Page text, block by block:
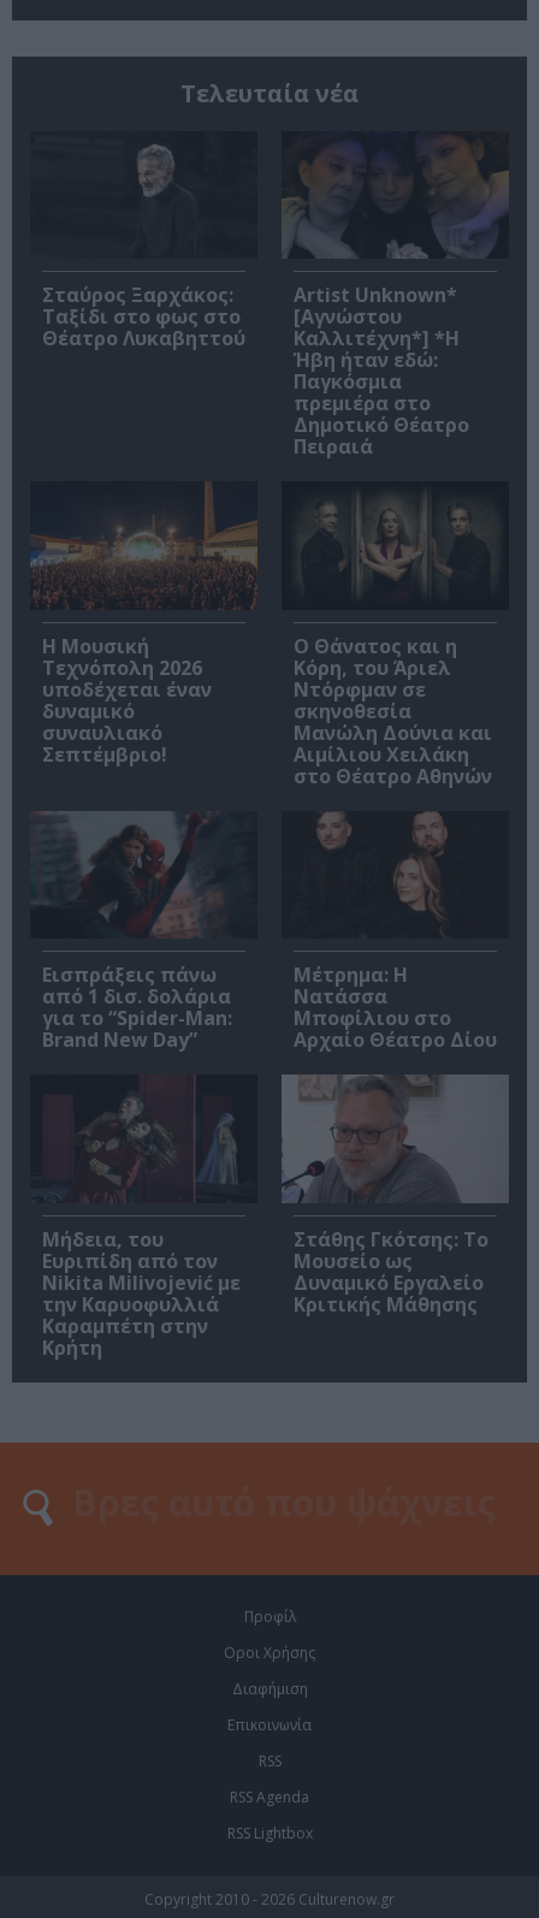
Τελευταία νέα
Σταύρος Ξαρχάκος:
Ταξίδι στο φως στο
Θέατρο Λυκαβηττού
Artist Unknown*
[Αγνώστου
Καλλιτέχνη*] *Η
Ήβη ήταν εδώ:
Παγκόσμια
πρεμιέρα στο
Δημοτικό Θέατρο
Πειραιά
Η Μουσική
Τεχνόπολη 2026
υποδέχεται έναν
δυναμικό
συναυλιακό
Σεπτέμβριο!
Ο Θάνατος και η
Κόρη, του Άριελ
Ντόρφμαν σε
σκηνοθεσία
Μανώλη Δούνια και
Αιμίλιου Χειλάκη
στο Θέατρο Αθηνών
Εισπράξεις πάνω
από 1 δισ. δολάρια
για το “Spider-Man:
Brand New Day”
Μέτρημα: Η
Νατάσσα
Μποφίλιου στο
Αρχαίο Θέατρο Δίου
Μήδεια, του
Ευριπίδη από τον
Nikita Milivojević με
την Καρυοφυλλιά
Καραμπέτη στην
Κρήτη
Στάθης Γκότσης: Το
Μουσείο ως
Δυναμικό Εργαλείο
Κριτικής Μάθησης
Προφίλ
Οροι Χρήσης
Διαφήμιση
Επικοινωνία
RSS
RSS Agenda
RSS Lightbox
Copyright 2010 - 2026 Culturenow.gr